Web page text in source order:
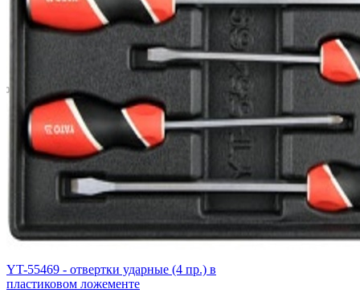
YT-55469 - отвертки ударные (4 пр.) в
пластиковом ложементе